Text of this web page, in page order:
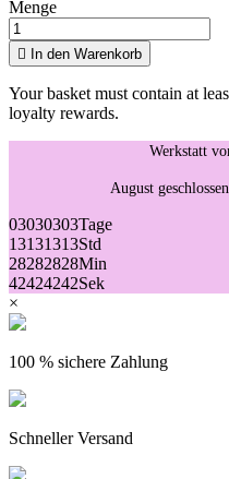
Menge
 In den Warenkorb
Your basket must contain at
loyalty rewards.
Werkstatt
August
03030303Tage
13131313Std
28282828Min
42424242Sek
×
100 % sichere Zahlung
Schneller Versand